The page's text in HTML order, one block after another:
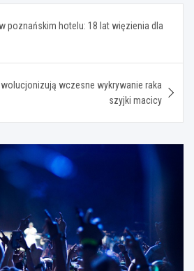
poznańskim hotelu: 18 lat więzienia dla
wczesne wykrywanie raka
szyjki macicy